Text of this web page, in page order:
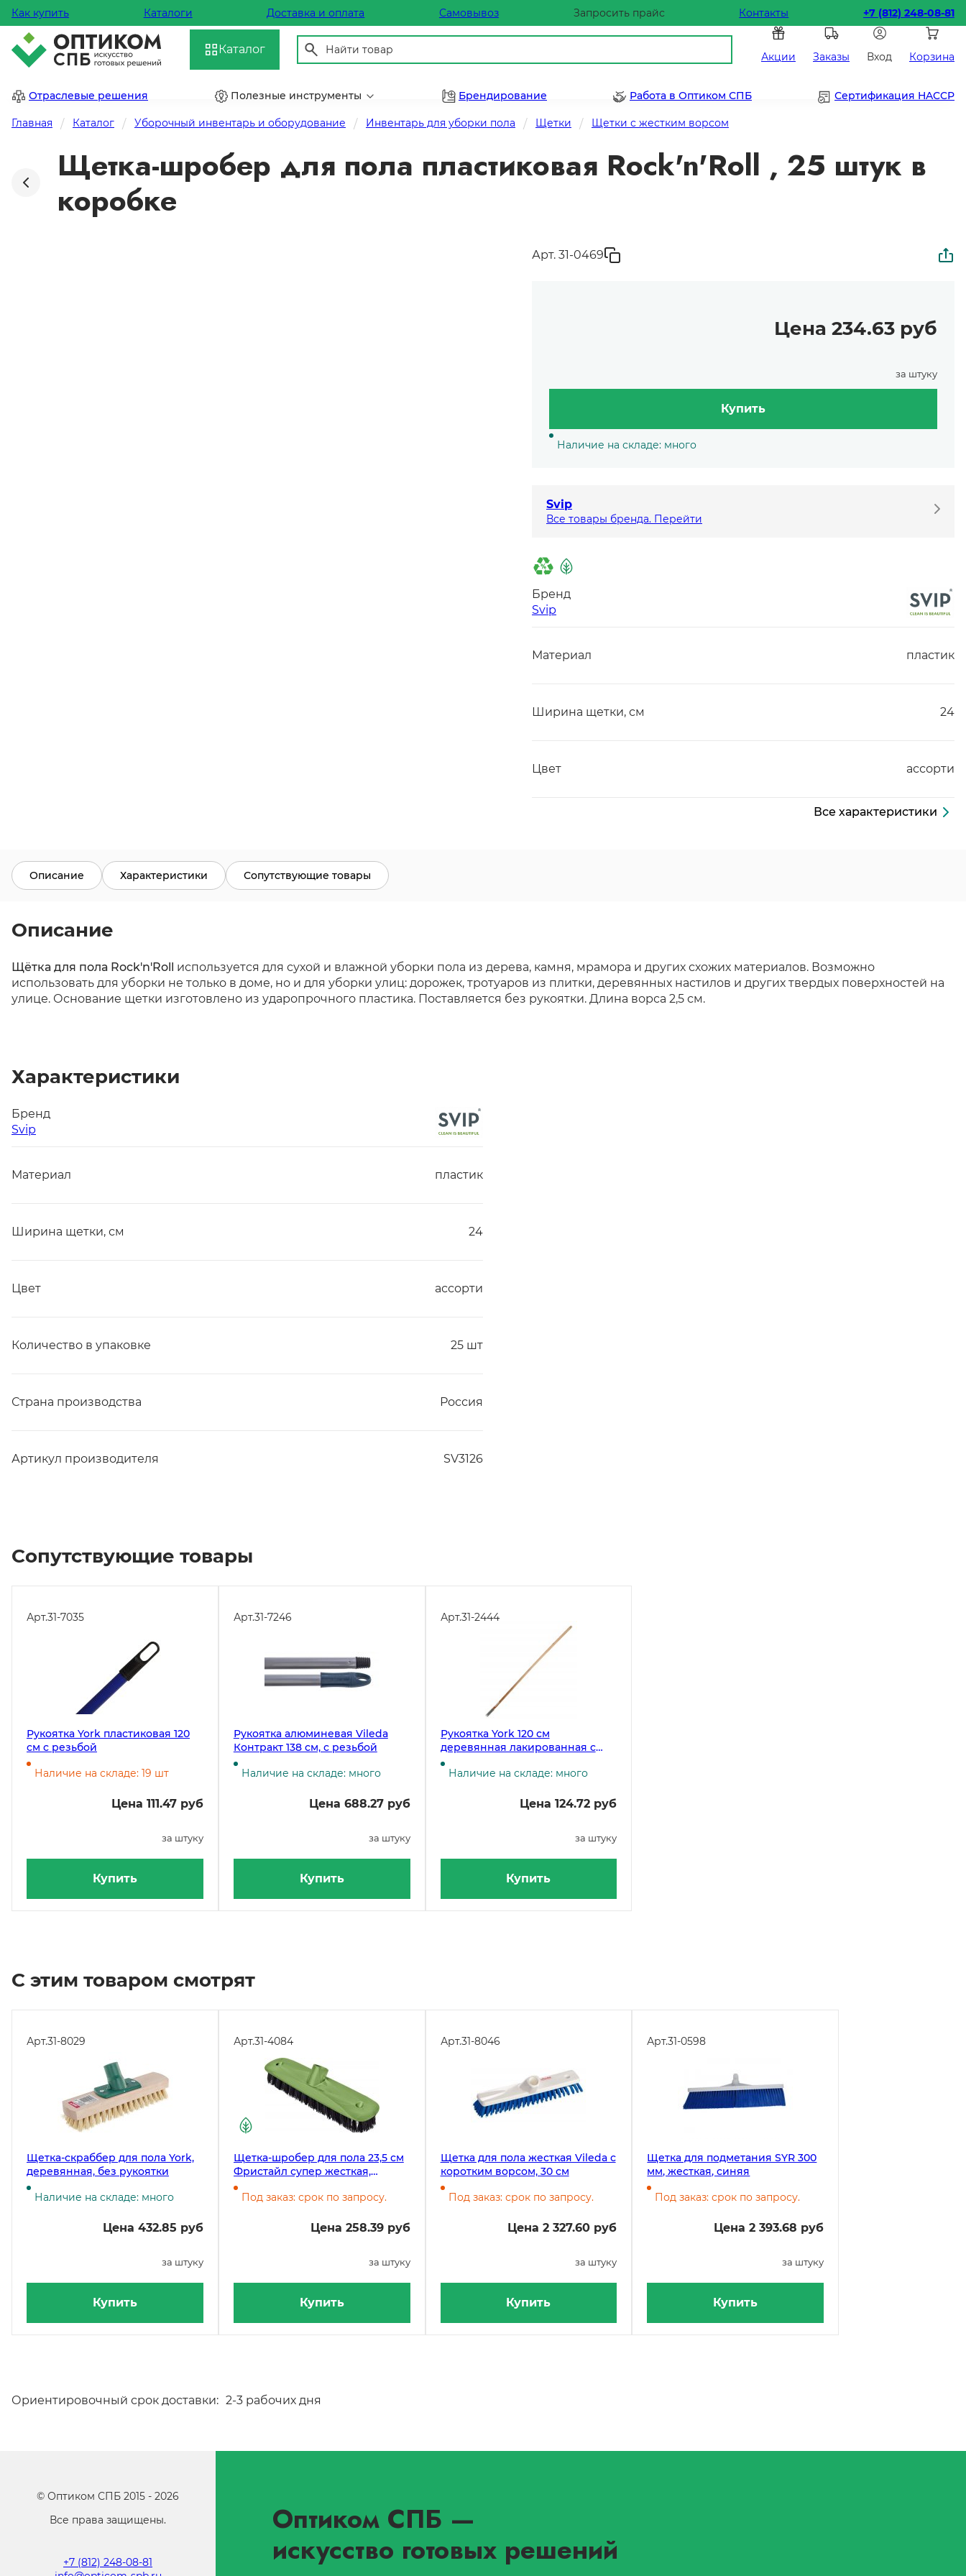
Как купить Каталоги Доставка и оплата Самовывоз Запросить прайс Контакты +7 (812) 248-08-81
Каталог
Акции Заказы Вход Корзина
Отраслевые решения Полезные инструменты Брендирование Работа в Оптиком СПБ Сертификация HACCP
Главная Каталог Уборочный инвентарь и оборудование Инвентарь для уборки пола Щетки Щетки с жестким ворсом
Щетка-шробер для пола пластиковая Rock'n'Roll , 25 штук в
коробке
Арт. 31-0469
Цена 234.63 руб
за штуку
Купить
Наличие на складе: много
Svip
Все товары бренда. Перейти
Бренд
Svip
Материал пластик
Ширина щетки, см 24
Цвет ассорти
Все характеристики
Описание Характеристики Сопутствующие товары
Описание
Щётка для пола Rock'n'Roll используется для сухой и влажной уборки пола из дерева, камня, мрамора и других схожих материалов. Возможно
использовать для уборки не только в доме, но и для уборки улиц: дорожек, тротуаров из плитки, деревянных настилов и других твердых поверхностей на
улице. Основание щетки изготовлено из ударопрочного пластика. Поставляется без рукоятки. Длина ворса 2,5 см.
Характеристики
Бренд
Svip
Материал пластик
Ширина щетки, см 24
Цвет ассорти
Количество в упаковке 25 шт
Страна производства Россия
Артикул производителя SV3126
Сопутствующие товары
Арт.31-7035
Рукоятка York пластиковая 120
см с резьбой
Наличие на складе: 19 шт
Цена 111.47 руб
за штуку
Купить
Арт.31-7246
Рукоятка алюминевая Vileda
Контракт 138 см, с резьбой
Наличие на складе: много
Цена 688.27 руб
за штуку
Купить
Арт.31-2444
Рукоятка York 120 см
деревянная лакированная c
резьбой
Наличие на складе: много
Цена 124.72 руб
за штуку
Купить
С этим товаром смотрят
Арт.31-8029
Щетка-скраббер для пола York,
деревянная, без рукоятки
Наличие на складе: много
Цена 432.85 руб
за штуку
Купить
Арт.31-4084
Щетка-шробер для пола 23,5 см
Фристайл супер жесткая,
зеленая
Под заказ: срок по запросу.
Цена 258.39 руб
за штуку
Купить
Арт.31-8046
Щетка для пола жесткая Vileda с
коротким ворсом, 30 см
Под заказ: срок по запросу.
Цена 2 327.60 руб
за штуку
Купить
Арт.31-0598
Щетка для подметания SYR 300
мм, жесткая, синяя
Под заказ: срок по запросу.
Цена 2 393.68 руб
за штуку
Купить
Ориентировочный срок доставки: 2-3 рабочих дня
© Оптиком СПБ 2015 - 2026
Все права защищены.
+7 (812) 248-08-81
Оптиком СПБ —
искусство готовых решений